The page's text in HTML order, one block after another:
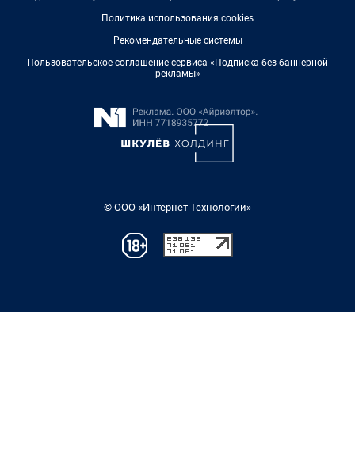
Политика использования cookies
Рекомендательные системы
Пользовательское соглашение сервиса «Подписка без баннерной
рекламы»
© ООО «Интернет Технологии»